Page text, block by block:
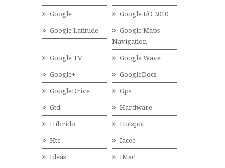
Google Google I/O 2010
Google Latitude
Google Maps
Navigation
Google TV Google Wave
Google+ GoogleDocs
GoogleDrive Gps
Gtd Hardware
Híbrido Hotspot
Htc Iacee
Ideas IMac